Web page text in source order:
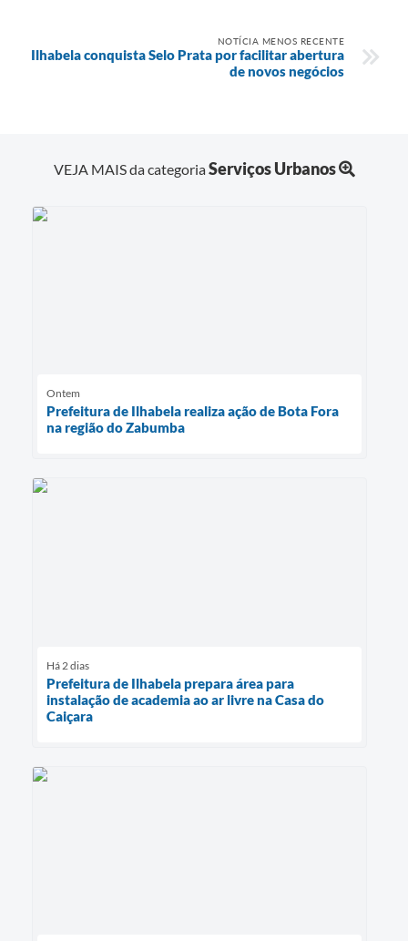
NOTÍCIA MENOS RECENTE
Ilhabela conquista Selo Prata por facilitar abertura
de novos negócios
VEJA MAIS da categoriaServiços Urbanos
Ontem
Prefeitura de Ilhabela realiza ação de Bota Fora
na região do Zabumba
Há 2 dias
Prefeitura de Ilhabela prepara área para
instalação de academia ao ar livre na Casa do
Caiçara